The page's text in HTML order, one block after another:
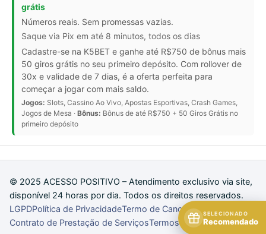
grátis
Números reais. Sem promessas vazias.
Saque via Pix em até 8 minutos, todos os dias
Cadastre-se na K5BET e ganhe até R$750 de bônus mais
50 giros grátis no seu primeiro depósito. Com rollover de
30x e validade de 7 dias, é a oferta perfeita para
começar a jogar com mais saldo.
Jogos: Slots, Cassino Ao Vivo, Apostas Esportivas, Crash Games,
Jogos de Mesa · Bônus: Bônus de até R$750 + 50 Giros Grátis no
primeiro depósito
© 2025 ACESSO POSITIVO – Atendimento exclusivo via site,
disponível 24 horas por dia. Todos os direitos reservados.
LGPDPolítica de PrivacidadeTermo de Cancelamento
Contrato de Prestação de ServiçosTermos
SELECIONADO
Recomendado